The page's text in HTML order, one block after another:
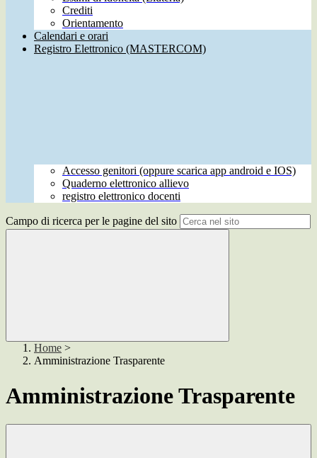
Crediti
Orientamento
Calendari e orari
Registro Elettronico (MASTERCOM)
Accesso genitori (oppure scarica app android e IOS)
Quaderno elettronico allievo
registro elettronico docenti
Campo di ricerca per le pagine del sito
Home >
Amministrazione Trasparente
Amministrazione Trasparente